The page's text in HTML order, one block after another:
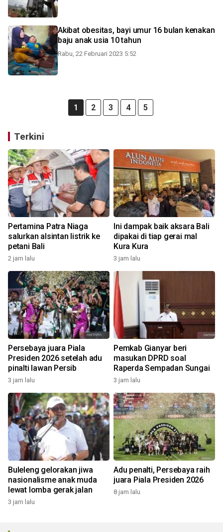
Akibat obesitas, bayi umur 16 bulan kenakan
baju anak usia 10 tahun
Rabu, 22 Februari 2023 5:52
1 2 3 4 5
Terkini
Pertamina Patra Niaga
salurkan alsintan listrik ke
petani Bali
2 jam lalu
Ini dampak baik aksara Bali
dipakai di tiap gerai mal
Kura Kura
3 jam lalu
Persebaya juara Piala
Presiden 2026 setelah adu
pinalti lawan Persib
3 jam lalu
Pemkab Gianyar beri
masukan DPRD soal
Raperda Sempadan Sungai
3 jam lalu
Buleleng gelorakan jiwa
nasionalisme anak muda
lewat lomba gerak jalan
3 jam lalu
Adu penalti, Persebaya raih
juara Piala Presiden 2026
8 jam lalu